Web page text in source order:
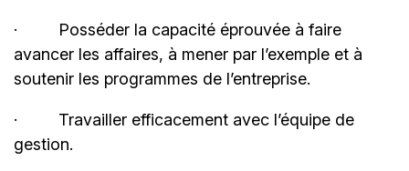
·
Posséder la capacité éprouvée à faire
avancer les affaires, à mener par l’exemple et à
soutenir les programmes de l’entreprise.
·
Travailler efficacement avec l’équipe de
gestion.